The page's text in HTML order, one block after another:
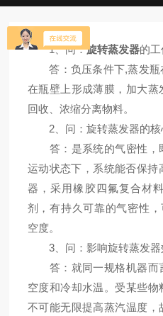
1、问：旋转蒸发器的工
答：负压条件下,蒸发瓶
在瓶壁上形成薄膜，加大
回收、浓缩分离物料。
2、问：旋转蒸发器的核
答：是系统的气密性，
运动状态下，系统能否保
器，采用橡胶四氟复合材
剂，有持久可靠的气密性
空度。
3、问：影响旋转蒸发器
答：就同一规格机器而
空度和冷却水温。受某些
不可能无限提高蒸汽温度